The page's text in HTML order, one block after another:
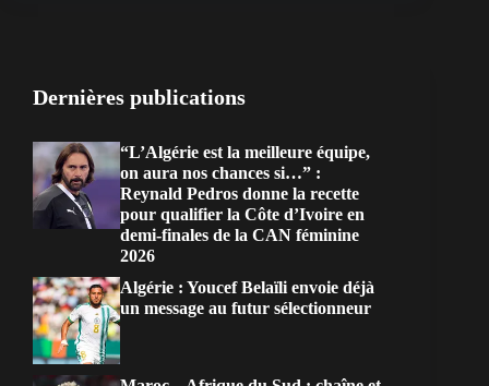
Dernières publications
“L’Algérie est la meilleure équipe,
on aura nos chances si…” :
Reynald Pedros donne la recette
pour qualifier la Côte d’Ivoire en
demi-finales de la CAN féminine
2026
Algérie : Youcef Belaïli envoie déjà
un message au futur sélectionneur